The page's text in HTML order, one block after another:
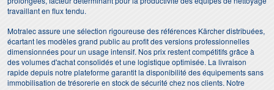
travaillant en flux tendu.
Motralec assure une sélection rigoureuse des références Kärcher distribuées,
écartant les modèles grand public au profit des versions professionnelles
dimensionnées pour un usage intensif. Nos prix restent compétitifs grâce à
des volumes d'achat consolidés et une logistique optimisée. La livraison
rapide depuis notre plateforme garantit la disponibilité des équipements sans
immobilisation de trésorerie en stock de sécurité chez nos clients. Notre